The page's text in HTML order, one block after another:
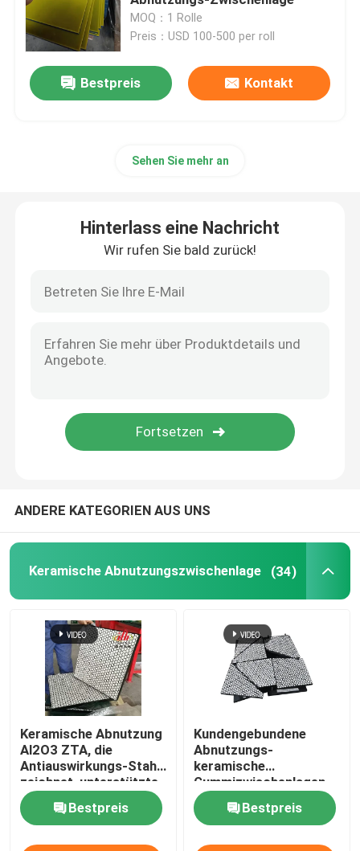
keramische Flaschenzugverzögerung
Förderer-Flaschenzug-Verzögerung
Förderer-Auswirkungs-Stangen
Fördererauswirkungsbett
Polyurethanblatt
Keramische Abnutzungs-Fliesen
MOQ：1 Rolle
Preis：USD 100-500 per roll
Bestpreis Kontakt
Sehen Sie mehr an
Hinterlass eine Nachricht
Wir rufen Sie bald zurück!
ANDERE KATEGORIEN AUS UNS
Keramische Abnutzungszwischenlage (34)
Keramische Abnutzung
Al2O3 ZTA, die
Antiauswirkungs-Stahl
zeichnet, unterstützte
Gummi
Bestpreis
Kundengebundene
Abnutzungs-
keramische
Gummizwischenlagen
transportieren
keramische
Abnutzungs-Fliesen
auf einer Rutschbahn
Bestpreis